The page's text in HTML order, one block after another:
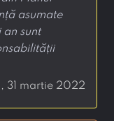
asumate
sunt
, 31 martie 2022